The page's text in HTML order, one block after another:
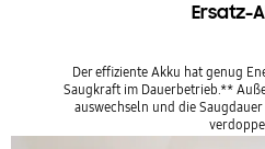
Dieser Artikel kann
eine Packstation
Ersatz-
Der effiziente Akku hat genug
Saugkraft im Dauerbetrieb.**
auswechseln und die